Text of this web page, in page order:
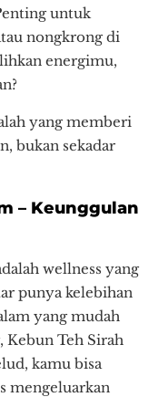
untuk
nongkrong di
energimu,
yang memberi
bukan sekadar
– Keunggulan
wellness yang
punya kelebihan
yang mudah
Kebun Teh Sirah
kamu bisa
mengeluarkan